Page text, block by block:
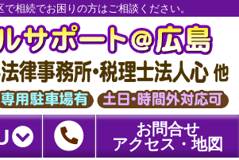
で相続でお困りの方はご相談ください。
お問合せ
アクセス・地図